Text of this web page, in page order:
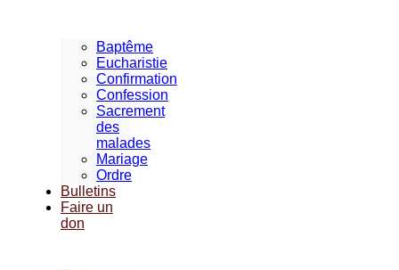
Baptême
Eucharistie
Confirmation
Confession
Sacrement
des
malades
Mariage
Ordre
Bulletins
Faire un
don